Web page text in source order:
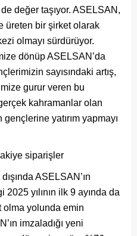
değer taşıyor. ASELSAN,
üreten bir şirket olarak
olmayı sürdürüyor.
dönüp ASELSAN’da
sayısındaki artış,
gurur veren bu
gerçek kahramanlar olan
yatırım yapmayı
siparişler
ASELSAN’ın
yılının ilk 9 ayında da
olma yolunda emin
imzaladığı yeni